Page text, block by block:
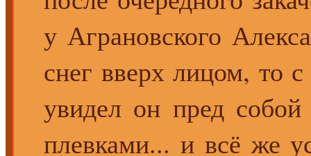
у Аграновского
снег вверх лицом, то
увидел он пред
плевками... и всё же